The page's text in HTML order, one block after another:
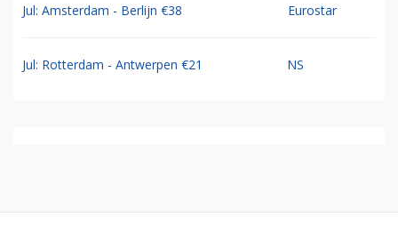
Jul: Amsterdam - Berlijn €38 Eurostar
Jul: Rotterdam - Antwerpen €21 NS